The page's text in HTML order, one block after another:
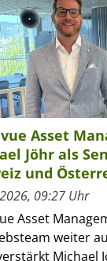
Asset
Jöhr als
und
09:27 Uhr
Asset
weiter
Michael